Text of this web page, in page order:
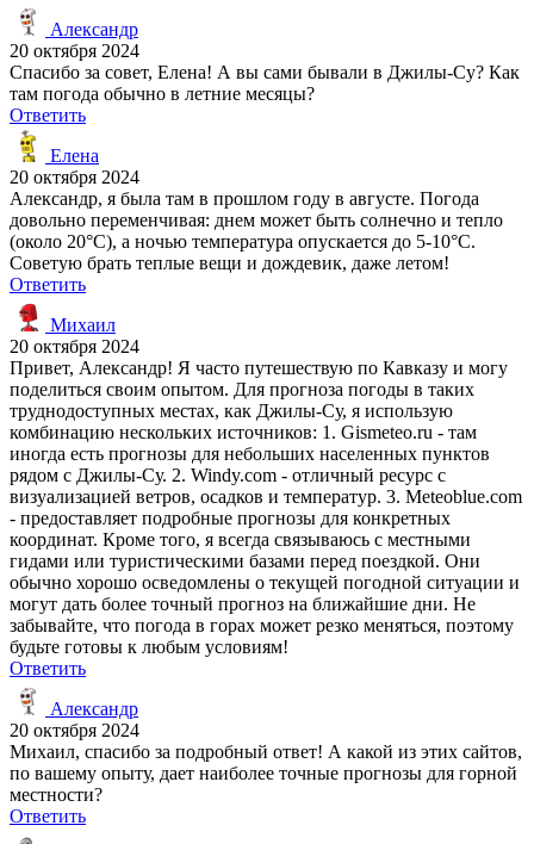
Александр
20 октября 2024
Спасибо за совет, Елена! А вы сами бывали в Джилы-Су? Как
там погода обычно в летние месяцы?
Ответить
Елена
20 октября 2024
Александр, я была там в прошлом году в августе. Погода
довольно переменчивая: днем может быть солнечно и тепло
(около 20°C), а ночью температура опускается до 5-10°C.
Советую брать теплые вещи и дождевик, даже летом!
Ответить
Михаил
20 октября 2024
Привет, Александр! Я часто путешествую по Кавказу и могу
поделиться своим опытом. Для прогноза погоды в таких
труднодоступных местах, как Джилы-Су, я использую
комбинацию нескольких источников: 1. Gismeteo.ru - там
иногда есть прогнозы для небольших населенных пунктов
рядом с Джилы-Су. 2. Windy.com - отличный ресурс с
визуализацией ветров, осадков и температур. 3. Meteoblue.com
- предоставляет подробные прогнозы для конкретных
координат. Кроме того, я всегда связываюсь с местными
гидами или туристическими базами перед поездкой. Они
обычно хорошо осведомлены о текущей погодной ситуации и
могут дать более точный прогноз на ближайшие дни. Не
забывайте, что погода в горах может резко меняться, поэтому
будьте готовы к любым условиям!
Ответить
Александр
20 октября 2024
Михаил, спасибо за подробный ответ! А какой из этих сайтов,
по вашему опыту, дает наиболее точные прогнозы для горной
местности?
Ответить